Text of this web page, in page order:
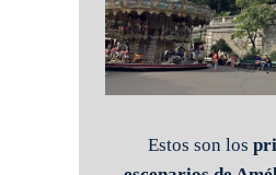
Estos son los